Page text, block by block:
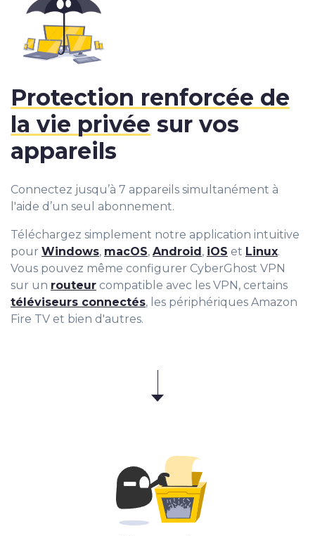
Connectez jusqu’à 7 appareils simultanément à
l'aide d’un seul abonnement.
Téléchargez simplement notre application intuitive
pour Windows, macOS, Android , iOS et Linux.
Vous pouvez même configurer CyberGhost VPN
sur un routeur compatible avec les VPN, certains
téléviseurs connectés, les périphériques Amazon
Fire TV et bien d'autres.
Protection renforcée de
la vie privée sur vos
appareils